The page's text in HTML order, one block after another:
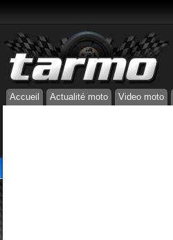
Accueil Actualité moto Video moto